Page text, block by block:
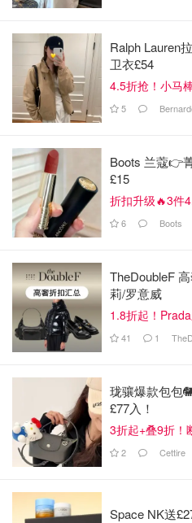
名受访者。它揭示了一个被忽
要花钱”的时代，友情正在悄悄
你愿意为朋友花多少钱？你是
力？也许答案，就藏在你最近
如果你喜欢我们的文章记得
扣和攻略内容~
来源：telegraph.co.uk
Ralph Lauren
卫衣£54
4.5折抢！小马
5
Boots 兰蔻👉
£15
折扣升级🔥3件
6 Boots
TheDoubleF
莉/罗意威
1.8折起！
41 1
珑骧爆款包包
£77入！
3折起+叠9折！
2 Cettire
Space NK送